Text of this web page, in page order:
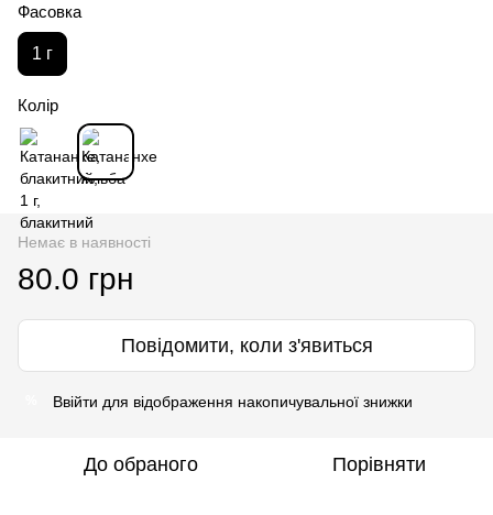
Фасовка
1 г
Колір
Немає в наявності
80.0 грн
Повідомити, коли з'явиться
Ввійти для відображення накопичувальної знижки
До обраного Порівняти